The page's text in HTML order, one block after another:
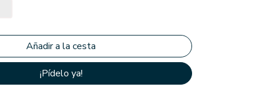
¡Pídelo ya!